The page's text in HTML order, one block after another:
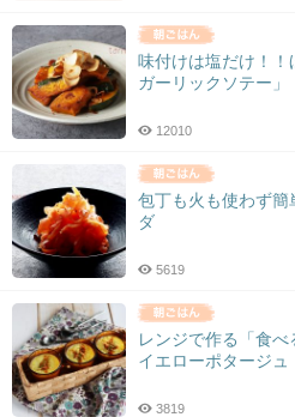
味付けは塩だけ！
ガーリックソテー」
12010
包丁も火も使わず簡
ダ
5619
レンジで作る「食
イエローポタージュ
3819